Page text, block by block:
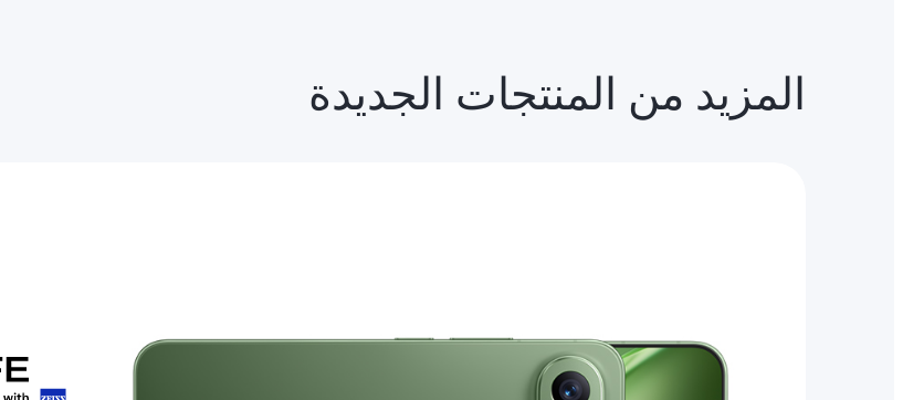
المزيد من المنتجات الجديدة